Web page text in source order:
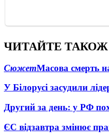
ЧИТАЙТЕ ТАКОЖ
СюжетМасова смерть
У Білорусі засудили
Другий за день: у РФ
ЄС відзавтра змінює